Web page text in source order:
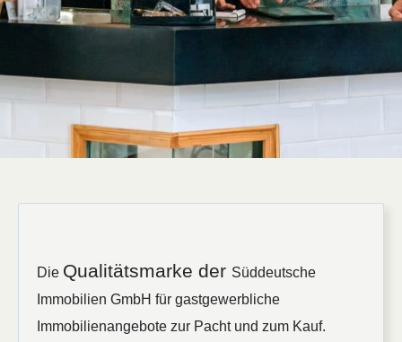
Die Qualitätsmarke der Süddeutsche
Immobilien GmbH für gastgewerbliche
Immobilienangebote zur Pacht und zum Kauf.